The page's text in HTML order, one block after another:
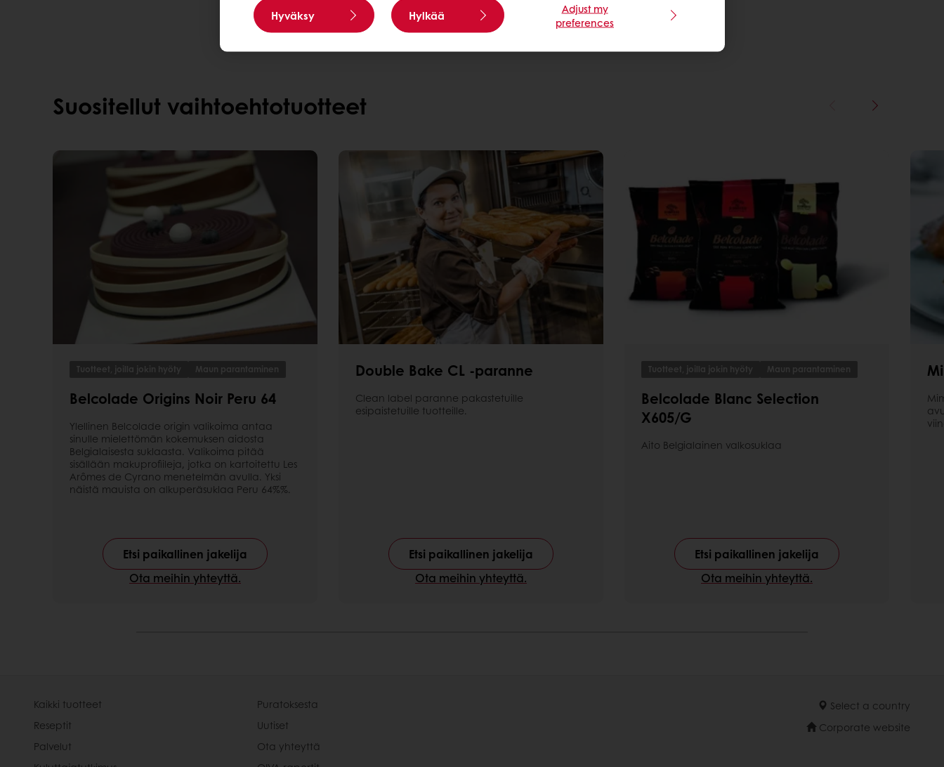
Suositellut vaihtoehtotuotteet
Tuotteet, joilla jokin hyöty Maun parantaminen
Belcolade Origins Noir Peru 64
Ylellinen Belcolade origin valikoima antaa
sinulle mielettömän kokemuksen aidosta
Belgialaisesta suklaasta. Valikoima pitää
sisällään makuprofiileja, jotka on kartoitettu Les
Arômes de Cyrano menetelmän avulla. Yksi
näistä mauista on alkuperäsuklaa Peru 64%%.
Etsi paikallinen jakelija
Ota meihin yhteyttä.
Double Bake CL -paranne
Clean label paranne pakastetuille
esipaistetuille tuotteille.
Etsi paikallinen jakelija
Ota meihin yhteyttä.
Tuotteet, joilla jokin hyöty Maun parantaminen
Belcolade Blanc Selection
X605/G
Aito Belgialainen valkosuklaa
Etsi paikallinen jakelija
Ota meihin yhteyttä.
Hyväksy Hylkää
Adjust my
preferences
Kaikki tuotteet
Reseptit
Palvelut
Puratoksesta
Uutiset
Ota yhteyttä
Select a country
Corporate website